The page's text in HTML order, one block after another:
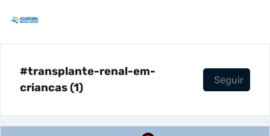
#transplante-renal-em-
criancas (1)
Seguir